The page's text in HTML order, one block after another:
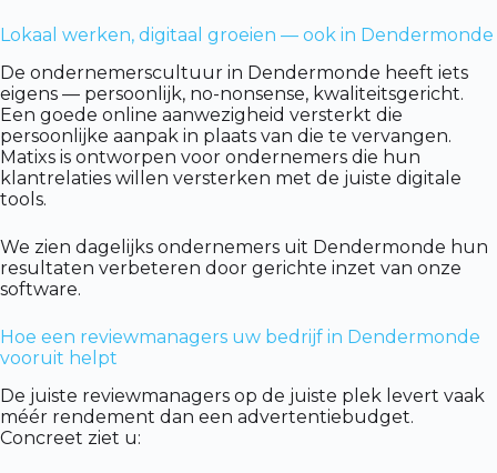
Lokaal werken, digitaal groeien — ook in Dendermonde
De ondernemerscultuur in Dendermonde heeft iets
eigens — persoonlijk, no-nonsense, kwaliteitsgericht.
Een goede online aanwezigheid versterkt die
persoonlijke aanpak in plaats van die te vervangen.
Matixs is ontworpen voor ondernemers die hun
klantrelaties willen versterken met de juiste digitale
tools.
We zien dagelijks ondernemers uit Dendermonde hun
resultaten verbeteren door gerichte inzet van onze
software.
Hoe een reviewmanagers uw bedrijf in Dendermonde
vooruit helpt
De juiste reviewmanagers op de juiste plek levert vaak
méér rendement dan een advertentiebudget.
Concreet ziet u: